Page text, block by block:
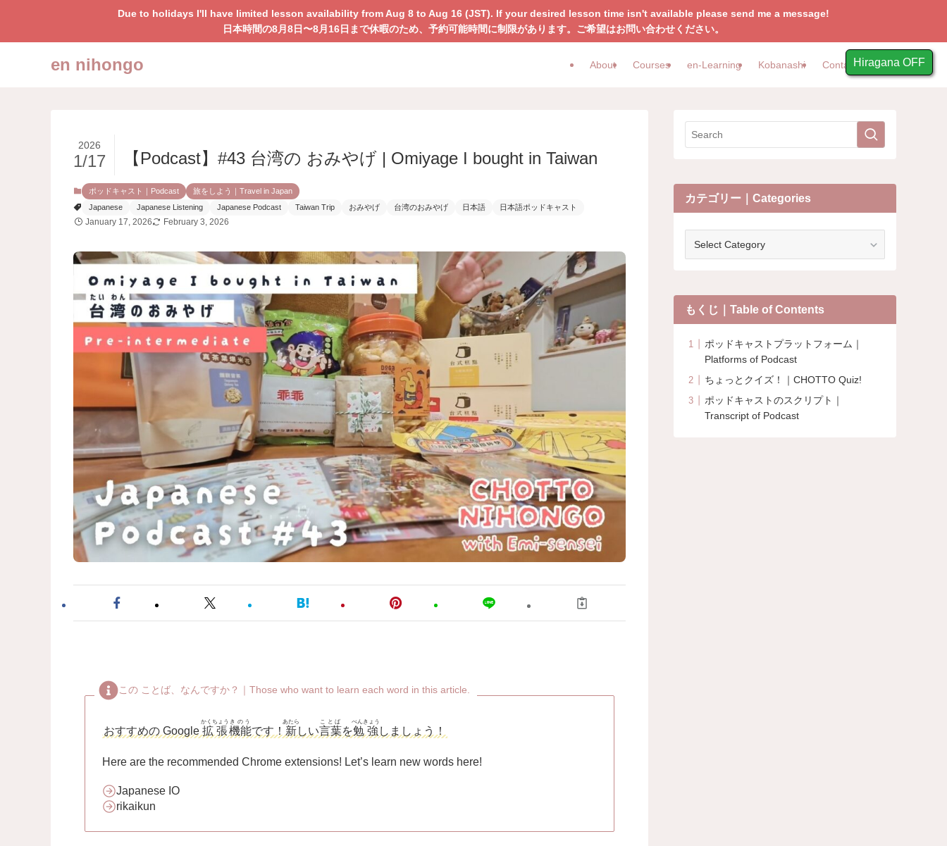
Due to holidays I'll have limited lesson availability from Aug 8 to Aug 16 (JST). If your desired lesson time isn't available please send me a message!
日本時間の8月8日〜8月16日まで休暇のため、予約可能時間に制限があります。ご希望はお問い合わせください。
en nihongo About Courses en-Learning Kobanashi Contact
【Podcast】#43 台湾の おみやげ | Omiyage I bought in Taiwan
2026
1/17
ポッドキャスト｜Podcast
旅をしよう｜Travel in Japan
Japanese
Japanese Listening Japanese Podcast Taiwan Trip おみやげ 台湾のおみやげ 日本語 日本語ポッドキャスト
January 17, 2026 February 3, 2026
この ことば、なんですか？｜Those who want to learn each word in this article.
おすすめの Google 拡張
かくちょう
機能
きのう
です！ 新
あたら
しい言葉
ことば
を勉強
べんきょう
しましょう！
Here are the recommended Chrome extensions! Let’s learn new words here!
Japanese IO
rikaikun
カテゴリー｜Categories
ー
｜
もくじ｜Table of Contents
ポッドキャストプラットフォーム｜
Platforms of Podcast
ちょっとクイズ！｜CHOTTO Quiz!
ポッドキャストのスクリプト｜
Transcript of Podcast
Hiragana OFF
ルビON